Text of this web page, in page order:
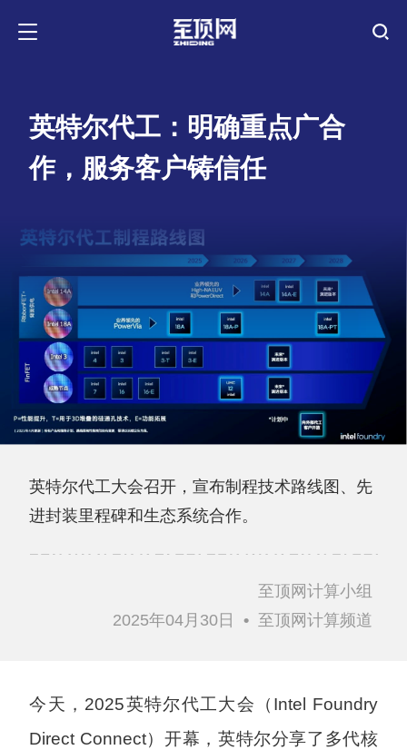
英特尔代工：明确重点广合
作，服务客户铸信任
英特尔代工大会召开，宣布制程技术路线图、先
进封装里程碑和生态系统合作。
至顶网计算小组
2025年04月30日
• 至顶网计算频道
今天，2025英特尔代工大会（Intel Foundry
Direct Connect）开幕，英特尔分享了多代核